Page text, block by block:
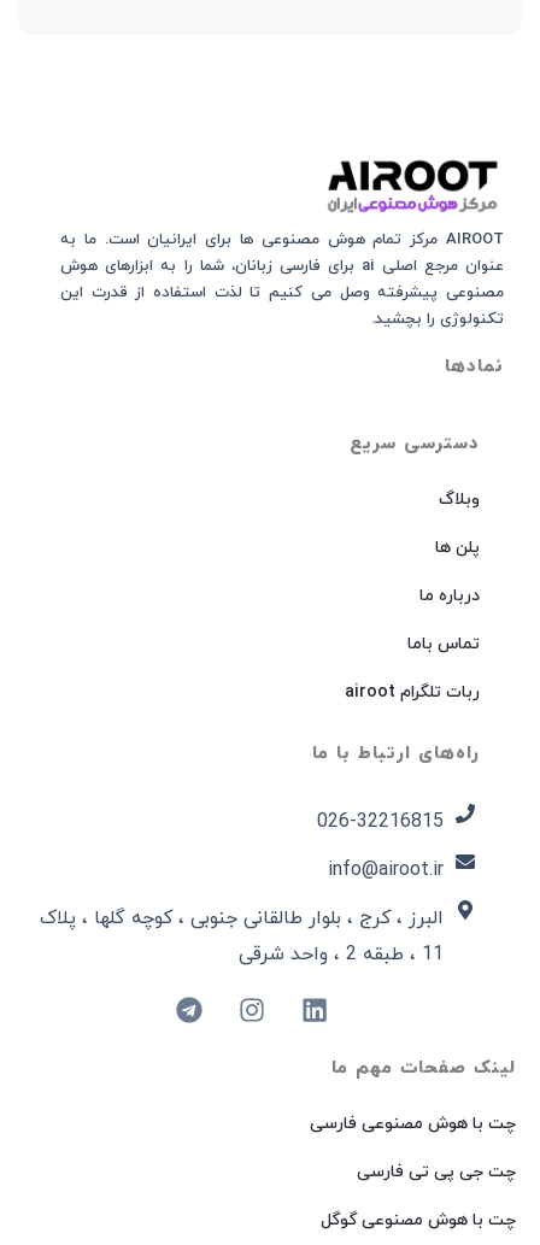
لینک صفحات مهم ما
چت با هوش مصنوعی فارسی
چت جی پی تی فارسی
چت با هوش مصنوعی گوگل
دسترسی سریع
وبلاگ
پلن ها
درباره ما
تماس باما
ربات تلگرام airoot
راه‌های ارتباط با ما
026-32216815​
info@airoot.ir
البرز ، کرج ، بلوار طالقانی جنوبی ، کوچه گلها ، پلاک
11 ، طبقه 2 ، واحد شرقی
AIROOT مرکز تمام هوش مصنوعی‌‌‌ ها برای ایرانیان است. ما به
عنوان مرجع اصلی ai برای فارسی زبانان، شما را به ابزارهای هوش
مصنوعی پیشرفته وصل می کنیم تا لذت استفاده از قدرت این
تکنولوژی را بچشید.
نمادها